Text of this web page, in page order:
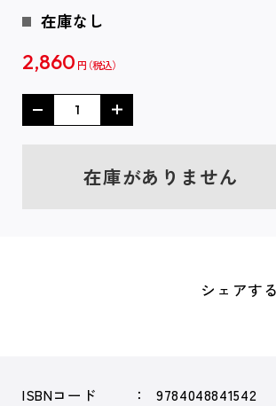
在庫なし
2,860 円
在庫がありません
シェアす
ISBNコード
9784048841542